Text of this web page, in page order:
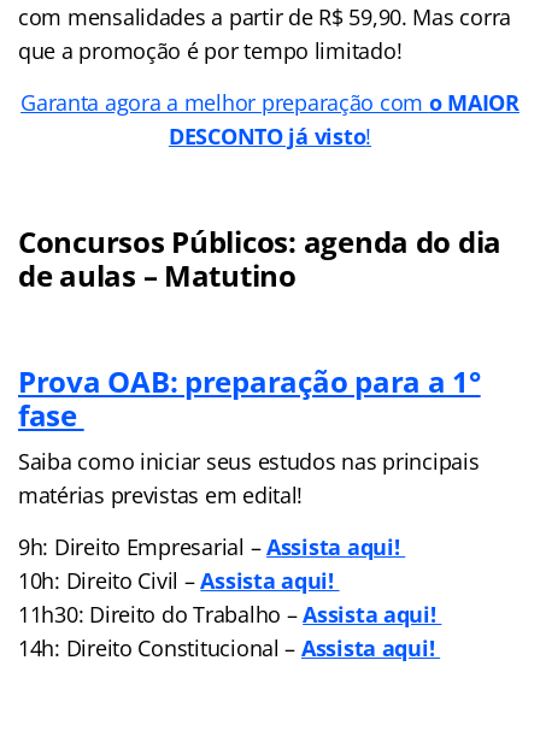
com mensalidades a partir de R$ 59,90. Mas corra
que a promoção é por tempo limitado!
Garanta agora a melhor preparação com o MAIOR
DESCONTO já visto!
Concursos Públicos: agenda do dia
de aulas – Matutino
Prova OAB: preparação para a 1°
fase
Saiba como iniciar seus estudos nas principais
matérias previstas em edital!
9h: Direito Empresarial –Assista aqui!
10h: Direito Civil –Assista aqui!
11h30: Direito do Trabalho –Assista aqui!
14h: Direito Constitucional – Assista aqui!